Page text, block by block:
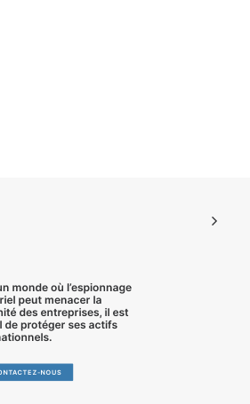
monde où l’espionnage
peut menacer la
des entreprises, il est
de protéger ses actifs
.
NOUS